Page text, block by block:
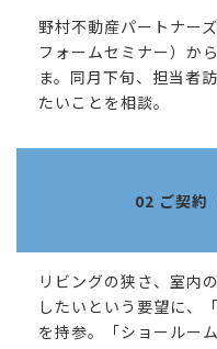
野村不動産パートナー
フォームセミナー）か
ま。同月下旬、担当者
たいことを相談。
02 ご契約
リビングの狭さ、室内
したいという要望に、
を持参。「ショールー